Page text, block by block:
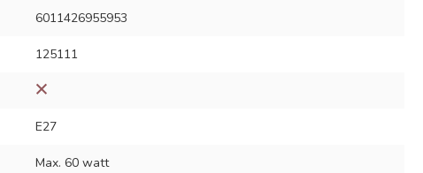
6011426955953
125111
E27
Max. 60 watt